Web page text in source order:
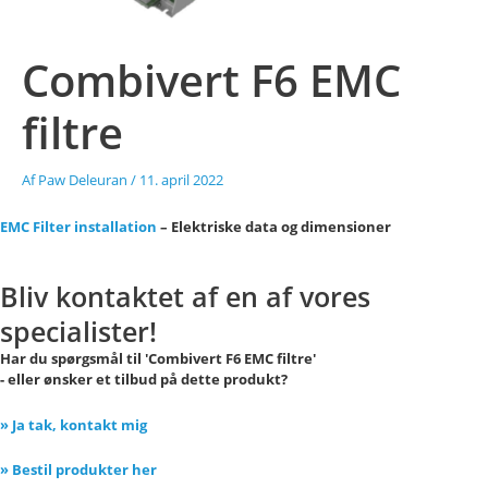
Combivert F6 EMC
filtre
AfPaw Deleuran / 11. april 2022
EMC Filter installation – Elektriske data og dimensioner
Bliv kontaktet af en af vores
specialister!
Har du spørgsmål til 'Combivert F6 EMC filtre'
- eller ønsker et tilbud på dette produkt?
» Ja tak, kontakt mig
» Bestil produkter her